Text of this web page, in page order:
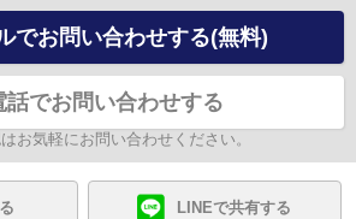
でお問い合わせする(無料)
話でお問い合わせする
お気軽にお問い合わせください。
LINEで共有する